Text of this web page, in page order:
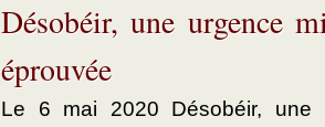
Désobéir, une urgence
éprouvée
Le 6 mai 2020 Désobéir, une